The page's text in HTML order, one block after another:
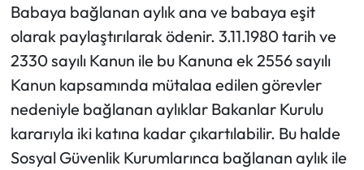
Babaya bağlanan aylık ana ve babaya eşit
olarak paylaştırılarak ödenir. 3.11.1980 tarih ve
2330 sayılı Kanun ile bu Kanuna ek 2556 sayılı
Kanun kapsamında mütalaa edilen görevler
nedeniyle bağlanan aylıklar Bakanlar Kurulu
kararıyla iki katına kadar çıkartılabilir. Bu halde
Sosyal Güvenlik Kurumlarınca bağlanan aylık ile